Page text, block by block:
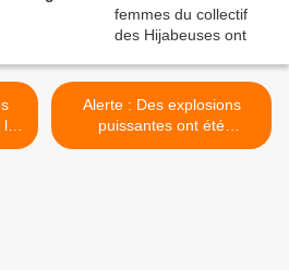
Alerte : Des explosions
puissantes ont été
entendues au-dessus de